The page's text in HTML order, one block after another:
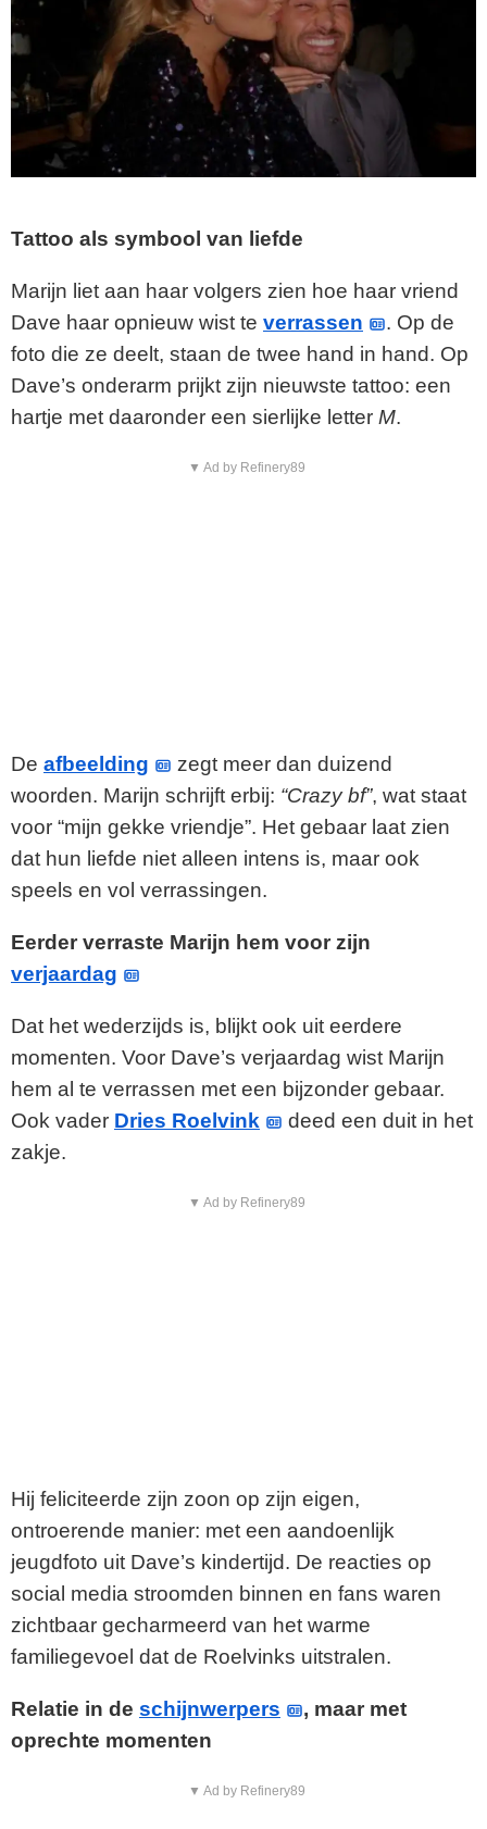
Tattoo als symbool van liefde
Marijn liet aan haar volgers zien hoe haar vriend
Dave haar opnieuw wist te verrassen
. Op de
foto die ze deelt, staan de twee hand in hand. Op
Dave’s onderarm prijkt zijn nieuwste tattoo: een
hartje met daaronder een sierlijke letter M.
▼ Ad by Refinery89
De afbeelding
zegt meer dan duizend
woorden. Marijn schrijft erbij: “Crazy bf”, wat staat
voor “mijn gekke vriendje”. Het gebaar laat zien
dat hun liefde niet alleen intens is, maar ook
speels en vol verrassingen.
Eerder verraste Marijn hem voor zijn
verjaardag
Dat het wederzijds is, blijkt ook uit eerdere
momenten. Voor Dave’s verjaardag wist Marijn
hem al te verrassen met een bijzonder gebaar.
Ook vader Dries Roelvink
deed een duit in het
zakje.
▼ Ad by Refinery89
Hij feliciteerde zijn zoon op zijn eigen,
ontroerende manier: met een aandoenlijk
jeugdfoto uit Dave’s kindertijd. De reacties op
social media stroomden binnen en fans waren
zichtbaar gecharmeerd van het warme
familiegevoel dat de Roelvinks uitstralen.
Relatie in de schijnwerpers
, maar met
oprechte momenten
▼ Ad by Refinery89